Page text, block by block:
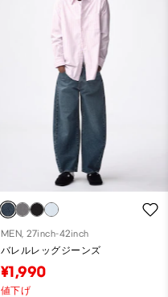
MEN, 27inch-42inch
バレルレッグジーンズ
¥1,990
値下げ